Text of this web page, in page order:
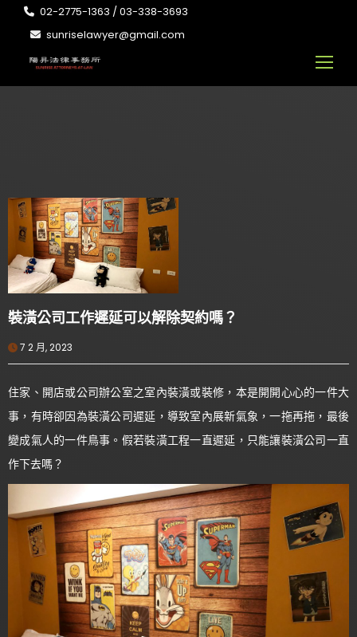
02-2775-1363 / 03-338-3693
sunriselawyer@gmail.com
裝潢公司工作遲延可以解除契約嗎？
7 2 月, 2023
住家、開店或公司辦公室之室內裝潢或裝修，本是開開心心的一件大
事，有時卻因為裝潢公司遲延，導致室內展新氣象，一拖再拖，最後
變成氣人的一件鳥事。假若裝潢工程一直遲延，只能讓裝潢公司一直
作下去嗎？